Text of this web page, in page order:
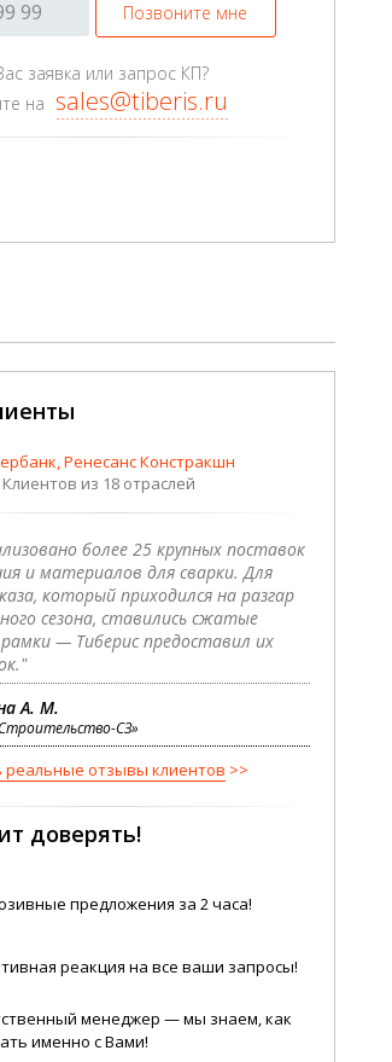
Позвоните мне
заявка или запрос КП?
на sales@tiberis.ru
Ренесанс Констракшн
из 18 отраслей
более 25 крупных поставок
и материалов для сварки. Для
который приходился на разгар
сезона, ставились сжатые
— Тиберис предоставил их
А. М.
СЗ»
реальные отзывы клиентов
доверять!
предложения за 2 часа!
реакция на все ваши запросы!
менеджер — мы знаем, как
именно с Вами!